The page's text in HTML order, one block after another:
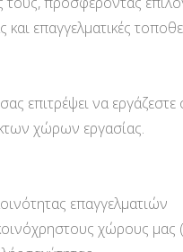
επαγγελματικές
επιτρέψει να
χώρων εργασίας.
επαγγελματιών
χώρους μας